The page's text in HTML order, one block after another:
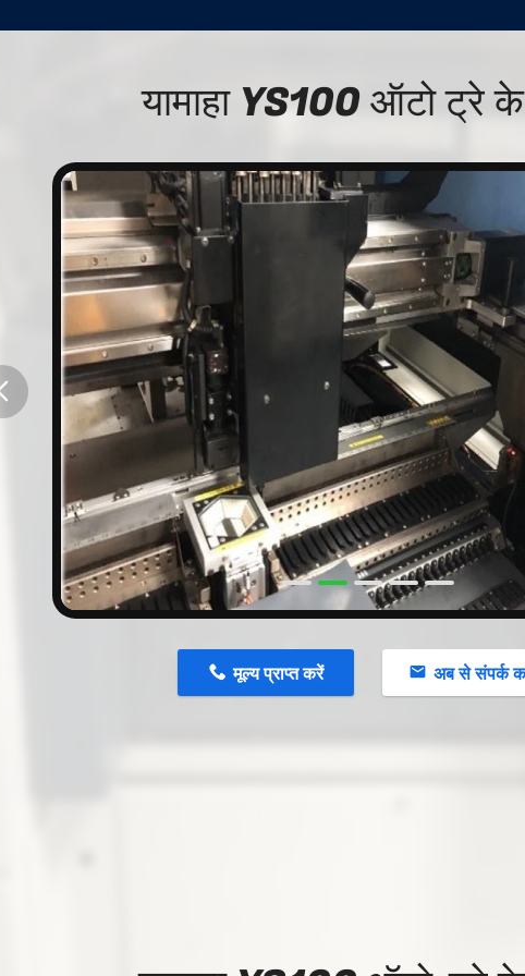
यामाहा YS100 ऑटो ट्रे
मूल्य प्राप्त करें अब से संपर्क